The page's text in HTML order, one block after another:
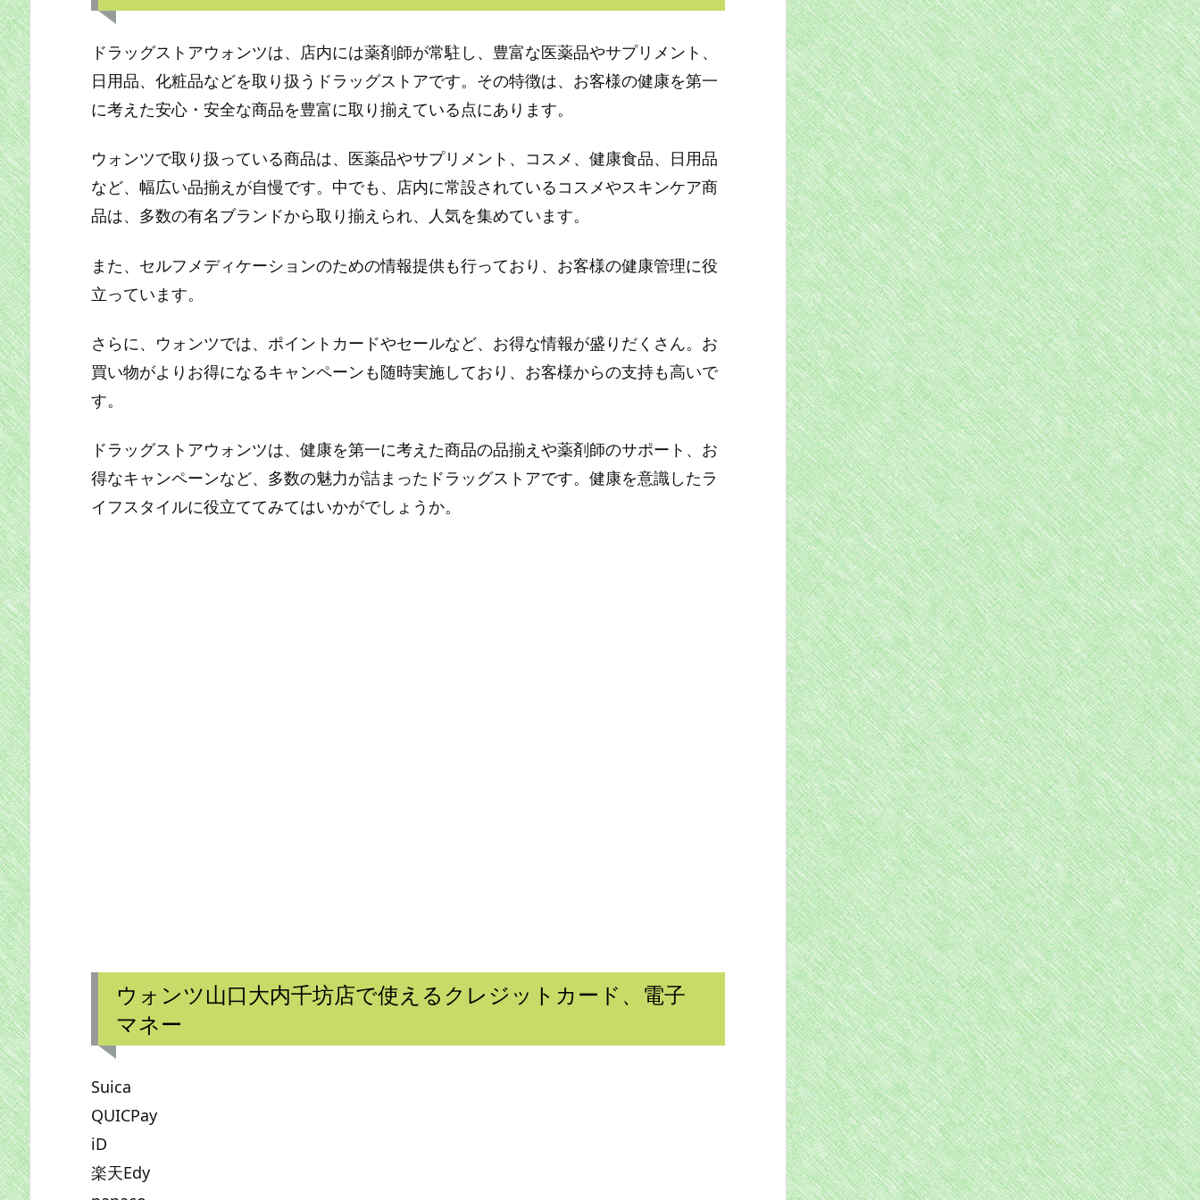
ドラッグストアウォンツは、店内には薬剤師が常駐し、豊富な医薬品やサプリメント、
日用品、化粧品などを取り扱うドラッグストアです。その特徴は、お客様の健康を第一
に考えた安心・安全な商品を豊富に取り揃えている点にあります。
ウォンツで取り扱っている商品は、医薬品やサプリメント、コスメ、健康食品、日用品
など、幅広い品揃えが自慢です。中でも、店内に常設されているコスメやスキンケア商
品は、多数の有名ブランドから取り揃えられ、人気を集めています。
また、セルフメディケーションのための情報提供も行っており、お客様の健康管理に役
立っています。
さらに、ウォンツでは、ポイントカードやセールなど、お得な情報が盛りだくさん。お
買い物がよりお得になるキャンペーンも随時実施しており、お客様からの支持も高いで
す。
ドラッグストアウォンツは、健康を第一に考えた商品の品揃えや薬剤師のサポート、お
得なキャンペーンなど、多数の魅力が詰まったドラッグストアです。健康を意識したラ
イフスタイルに役立ててみてはいかがでしょうか。
ウォンツ山口大内千坊店で使えるクレジットカード、電子
マネー
Suica
QUICPay
iD
楽天Edy